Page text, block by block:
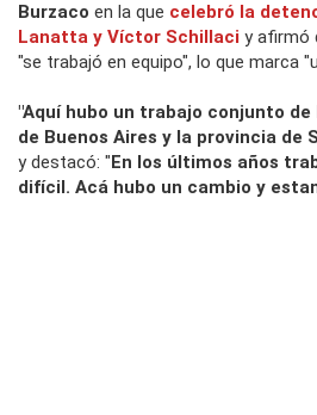
Burzaco en la que celebró la
Lanatta y Víctor Schillaci y afirmó
"se trabajó en equipo", lo que marca
"Aquí hubo un trabajo conjunto
de Buenos Aires y la provincia de
y destacó: "En los últimos años
difícil. Acá hubo un cambio y